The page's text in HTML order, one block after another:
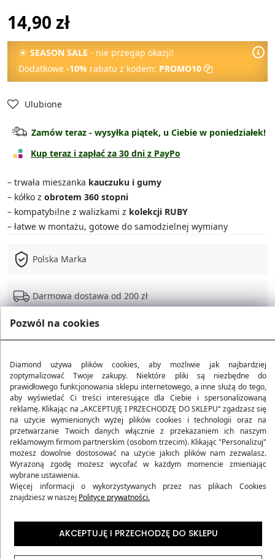
14,90 zł
☀ SEASON SALE - nie przegap okazji!
Dodatkowe -10% rabatu z kodem: PROMO10
Ulubione
Zamów teraz - wysyłka piątek, u Ciebie w poniedziałek!
Kup teraz i zapłać za 30 dni z PayPo
– trwała mieszanka kauczuku i gumy
– kółko z obrotem 360 stopni
– kompatybilne z walizkami z kolekcji RUBY
– łatwe w montażu, gotowe do samodzielnej wymiany
Polska Marka
Darmowa dostawa od 200 zł
Opis i parametry produktu
Opinie
Metody dostawy
Najczęściej zadawane pytania
Pozwól na cookies
Diamond używa plików cookies, aby możliwie jak najbardziej
zoptymalizować Twoje zakupy. Niektóre pliki są niezbędne do
prawidłowego funkcjonowania sklepu internetowego, a inne służą do tego,
aby wyświetlać Ci treści interesujące dla Ciebie i spersonalizowaną
reklamę. Klikając na „AKCEPTUJĘ I PRZECHODZĘ DO SKLEPU“ zgadzasz się
na użycie wymienionych wyżej plików cookies i technologii oraz na
przetwarzanie Twoich danych włącznie z przekazaniem ich naszym
reklamowym firmom partnerskim (osobom trzecim). Klikając "Personalizuj"
możesz dowolnie dostosować na użycie jakich plików nam zezwalasz.
Wyrażoną zgodę możesz wycofać w każdym momencie zmieniając
wybrane ustawienia.
Więcej informacji o wykorzystywanych przez nas plikach Cookies
znajdziesz w naszej Polityce prywatności.
AKCEPTUJĘ I PRZECHODZĘ DO SKLEPU